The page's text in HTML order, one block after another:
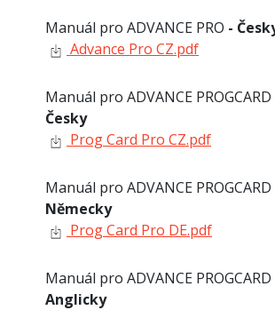
Manuál pro ADVANCE PRO -
Advance Pro CZ.pdf
Manuál pro ADVANCE PROGCARD
Česky
Prog Card Pro CZ.pdf
Manuál pro ADVANCE PROGCARD
Německy
Prog Card Pro DE.pdf
Manuál pro ADVANCE PROGCARD
Anglicky